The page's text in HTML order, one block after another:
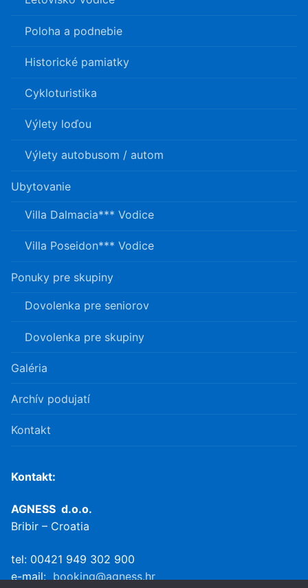
Poloha a podnebie
Historické pamiatky
Cykloturistika
Výlety loďou
Výlety autobusom / autom
Ubytovanie
Villa Dalmacia*** Vodice
Villa Poseidon*** Vodice
Ponuky pre skupiny
Dovolenka pre seniorov
Dovolenka pre skupiny
Galéria
Archív podujatí
Kontakt
Kontakt:
AGNESS d.o.o.
Bribir – Croatia
tel: 00421 949 302 900
e-mail: booking@agness.hr